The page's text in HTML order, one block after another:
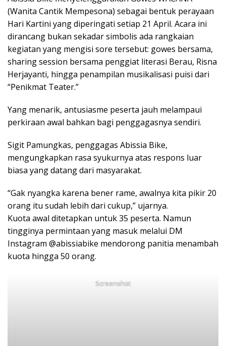
(Wanita Cantik Mempesona) sebagai bentuk perayaan
Hari Kartini yang diperingati setiap 21 April. Acara ini
dirancang bukan sekadar simbolis ada rangkaian
kegiatan yang mengisi sore tersebut: gowes bersama,
sharing session bersama penggiat literasi Berau, Risna
Herjayanti, hingga penampilan musikalisasi puisi dari
“Penikmat Teater.”
Yang menarik, antusiasme peserta jauh melampaui
perkiraan awal bahkan bagi penggagasnya sendiri.
Sigit Pamungkas, penggagas Abissia Bike,
mengungkapkan rasa syukurnya atas respons luar
biasa yang datang dari masyarakat.
“Gak nyangka karena bener rame, awalnya kita pikir 20
orang itu sudah lebih dari cukup,” ujarnya.
Kuota awal ditetapkan untuk 35 peserta. Namun
tingginya permintaan yang masuk melalui DM
Instagram @abissiabike mendorong panitia menambah
kuota hingga 50 orang.
Screenshot